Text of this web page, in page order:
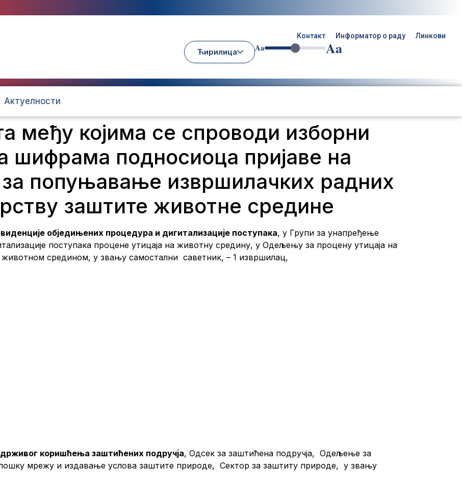
Контакт Информатор о раду Линкови
Ћирилица Aa Aa
Актуелности
међу којима се спроводи изборни
шифрама подносиоца пријаве на
за попуњавање извршилачких радних
заштите животне срединe
обједињених процедура и дигитализације поступака, у Групи за унапређење
поступака процене утицаја на животну средину, у Одељењу за процену утицаја на
животном средином, у звању самостални саветник, – 1 извршилац,
коришћења заштићених подручја, Одсек за заштићена подручја, Одељење за
мрежу и издавање услова заштите природе, Сектор за заштиту природе, у звању